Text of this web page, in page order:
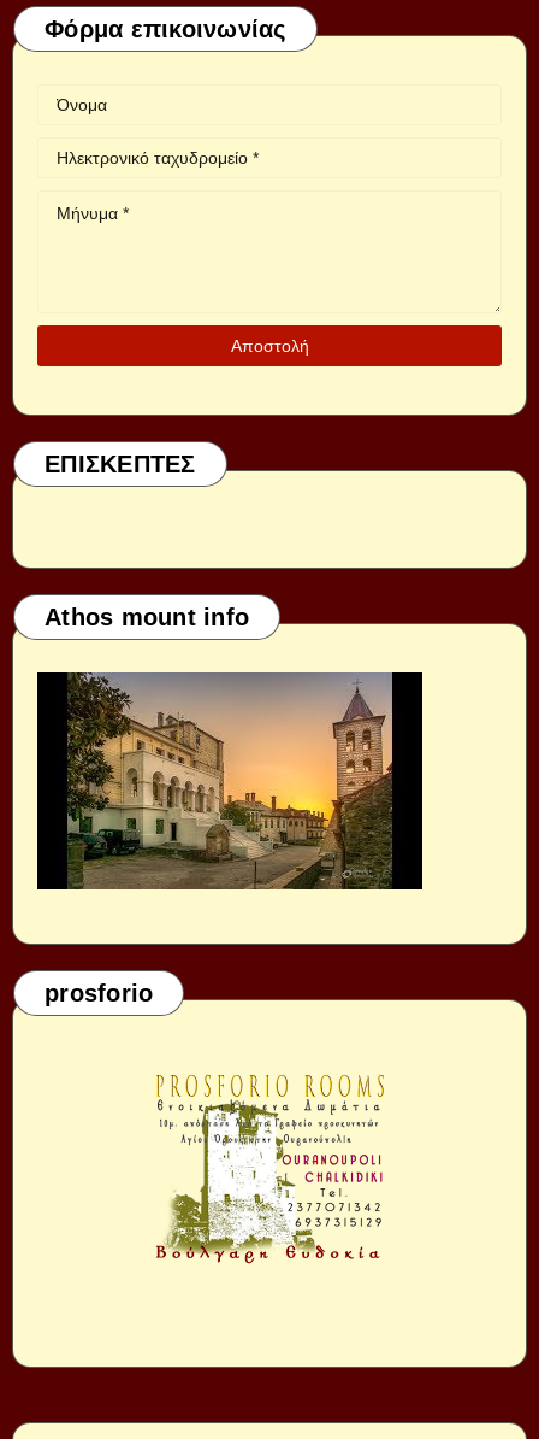
Φόρμα επικοινωνίας
ΕΠΙΣΚΕΠΤΕΣ
Athos mount info
prosforio